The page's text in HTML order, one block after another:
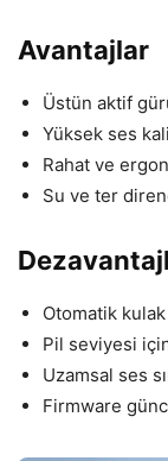
Avantajlar
Üstün aktif
Yüksek ses
Rahat ve
Su ve ter
Otomatik
Pil seviyesi
Uzamsal ses
Firmware